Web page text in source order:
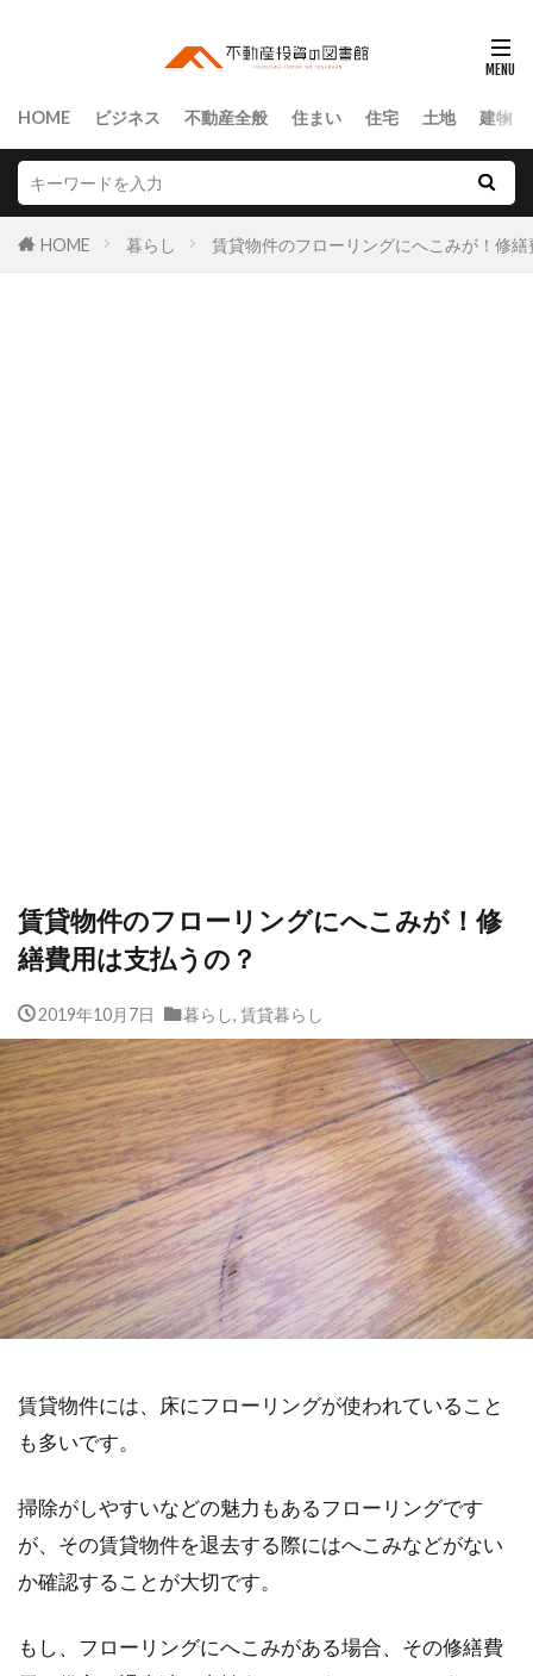
HOME ビジネス 不動産全般 住まい 住宅 土地 建物
HOME 暮らし 賃貸物件のフローリングにへこみが！修
賃貸物件のフローリングにへこみが！修
繕費用は支払うの？
2019年10月7日 暮らし, 賃貸暮らし
賃貸物件には、床にフローリングが使われていること
も多いです。
掃除がしやすいなどの魅力もあるフローリングです
が、その賃貸物件を退去する際にはへこみなどがない
か確認することが大切です。
もし、フローリングにへこみがある場合、その修繕費